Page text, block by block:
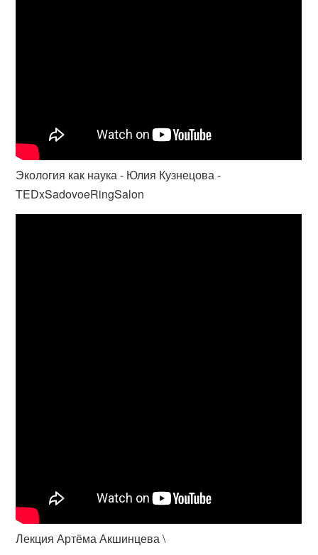
Экология как наука - Юлия Кузнецова -
TEDxSadovoeRingSalon
Лекция Артёма Акшинцева \